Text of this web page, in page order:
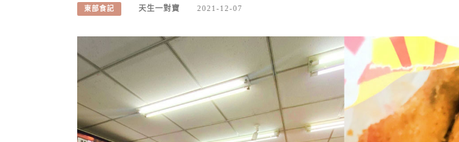
東部食記 天生一對寶 2021-12-07